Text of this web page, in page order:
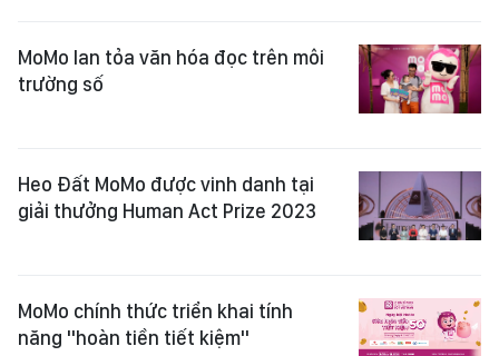
MoMo lan tỏa văn hóa đọc trên môi
trường số
Heo Đất MoMo được vinh danh tại
giải thưởng Human Act Prize 2023
MoMo chính thức triển khai tính
năng "hoàn tiền tiết kiệm"